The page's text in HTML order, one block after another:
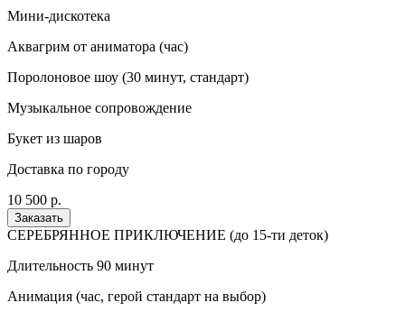
Мини-дискотека
Аквагрим от аниматора (час)
Поролоновое шоу (30 минут, стандарт)
Музыкальное сопровождение
Букет из шаров
Доставка по городу
10 500 р.
Заказать
СЕРЕБРЯННОЕ ПРИКЛЮЧЕНИЕ (до 15-ти деток)
Длительность 90 минут
Анимация (час, герой стандарт на выбор)